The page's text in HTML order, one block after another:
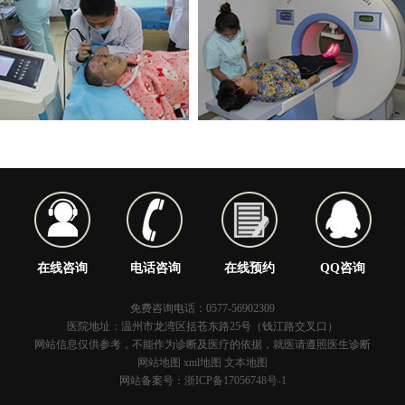
在线咨询 电话咨询 在线预约 QQ咨询
免费咨询电话：0577-56902309
医院地址：温州市龙湾区括苍东路25号（钱江路交叉口）
网站信息仅供参考，不能作为诊断及医疗的依据，就医请遵照医生诊断
网站地图 xml地图 文本地图
网站备案号： 浙ICP备17056748号-1